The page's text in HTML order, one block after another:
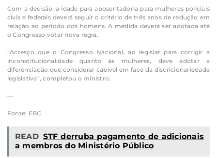
Com a decisão, a idade para aposentadoria para mulheres policiais
civis e federais deverá seguir o critério de três anos de redução em
relação ao período dos homens. A medida deverá ser adotada até
o Congresso votar nova regra.
“Acresço que o Congresso Nacional, ao legislar para corrigir a
inconstitucionalidade quanto às mulheres, deve adotar a
diferenciação que considerar cabível em face da discricionariedade
legislativa”, completou o ministro.
—
Fonte: EBC
READ STF derruba pagamento de adicionais
a membros do Ministério Público